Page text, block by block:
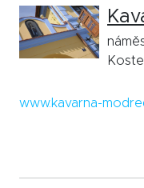
www.kavarna-